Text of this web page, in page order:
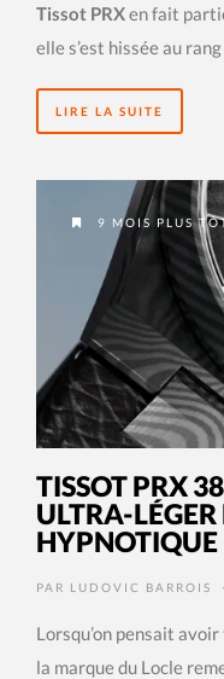
Tissot PRXen fait
elle s’est hissée au
LIRE LA SUITE
9 MOIS PLUS
TISSOT PRX
ULTRA-
HYPNOTIQUE
PAR LUDOVIC BARROIS
Lorsqu’on pensait
la marque du Locle